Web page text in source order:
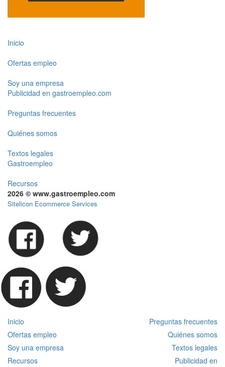
Inicio
Ofertas empleo
Soy una empresa
Publicidad en gastroempleo.com
Preguntas frecuentes
Quiénes somos
Textos legales
Gastroempleo
Recursos
2026 © www.gastroempleo.com
Sitelicon Ecommerce Services
Inicio
Preguntas frecuentes
Ofertas empleo
Quiénes somos
Soy una empresa
Textos legales
Recursos
Publicidad en